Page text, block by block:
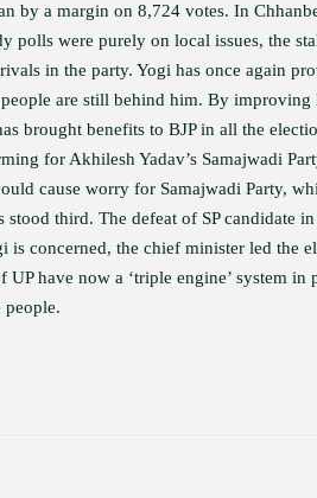
by a margin on 8,724 votes. In
polls were purely on local issues, the
in the party. Yogi has once again
are still behind him. By improving
brought benefits to BJP in all the
for Akhilesh Yadav’s Samajwadi
cause worry for Samajwadi Party,
third. The defeat of SP candidate in
is concerned, the chief minister led the
have now a ‘triple engine’ system in